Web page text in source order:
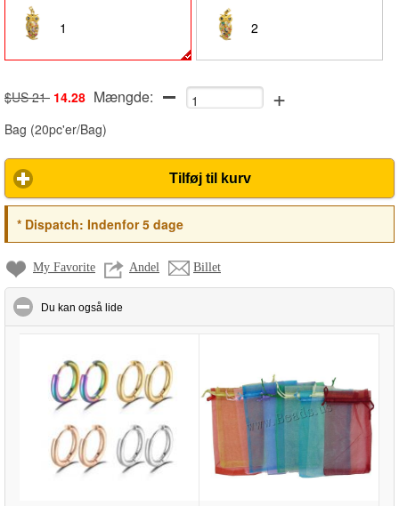
1 2
$US 21 14.28 Mængde: +
Bag (20pc'er/Bag)
Tilføj til kurv
*Dispatch: Indenfor 5 dage
My Favorite Andel Billet
Du kan også lide